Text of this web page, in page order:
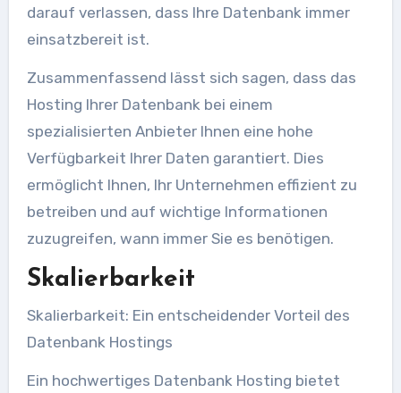
darauf verlassen, dass Ihre Datenbank immer
einsatzbereit ist.
Zusammenfassend lässt sich sagen, dass das
Hosting Ihrer Datenbank bei einem
spezialisierten Anbieter Ihnen eine hohe
Verfügbarkeit Ihrer Daten garantiert. Dies
ermöglicht Ihnen, Ihr Unternehmen effizient zu
betreiben und auf wichtige Informationen
zuzugreifen, wann immer Sie es benötigen.
Skalierbarkeit
Skalierbarkeit: Ein entscheidender Vorteil des
Datenbank Hostings
Ein hochwertiges Datenbank Hosting bietet